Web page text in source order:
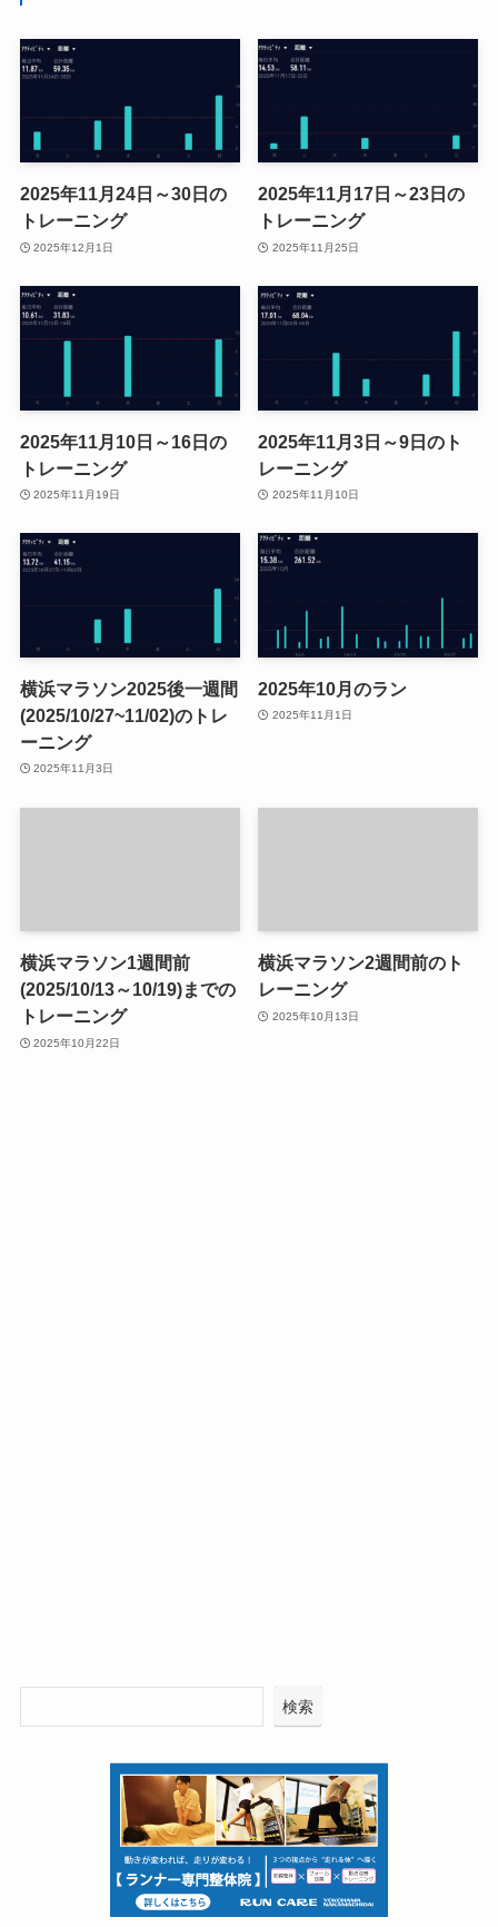
2025年11月24日～30日の
トレーニング
2025年12月1日
2025年11月17日～23日の
トレーニング
2025年11月25日
2025年11月10日～16日の
トレーニング
2025年11月19日
2025年11月3日～9日のト
レーニング
2025年11月10日
横浜マラソン2025後一週間
(2025/10/27~11/02)のトレ
ーニング
2025年11月3日
2025年10月のラン
2025年11月1日
横浜マラソン1週間前
(2025/10/13～10/19)までの
トレーニング
2025年10月22日
横浜マラソン2週間前のト
レーニング
2025年10月13日
検索